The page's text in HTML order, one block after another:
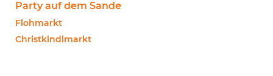
Party auf dem Sande
Flohmarkt
Christkindlmarkt